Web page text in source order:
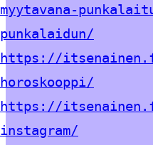
myytavana-
punkalaidun/
https://
horoskooppi/
https://
instagram/